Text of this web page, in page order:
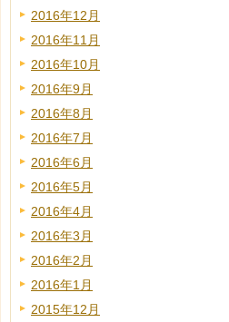
2016年12月
2016年11月
2016年10月
2016年9月
2016年8月
2016年7月
2016年6月
2016年5月
2016年4月
2016年3月
2016年2月
2016年1月
2015年12月